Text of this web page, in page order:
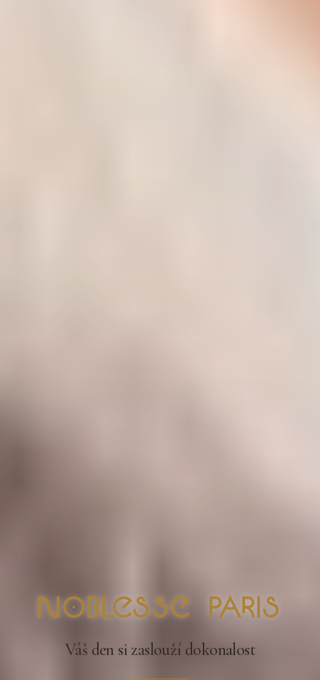
nOblesse Paris
Váš den si zaslouží dokonalost